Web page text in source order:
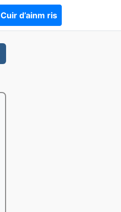
Cuir d’ainm ris